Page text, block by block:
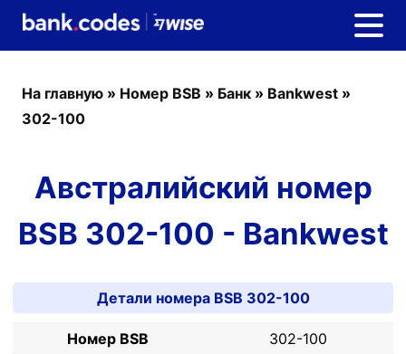
На главную » Номер BSB » Банк » Bankwest »
302-100
Австралийский номер
BSB 302-100 - Bankwest
Детали номера BSB 302-100
Номер BSB
302-100